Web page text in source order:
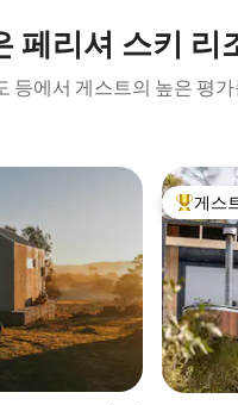
페리셔 스키 리
등에서 게스트의 높은 평
상위 게
게스